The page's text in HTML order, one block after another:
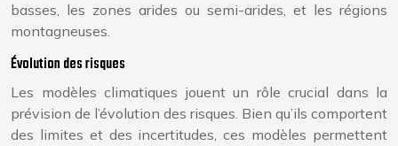
basses, les zones arides ou semi-arides, et les régions
montagneuses.
Évolution des risques
Les modèles climatiques jouent un rôle crucial dans la
prévision de l’évolution des risques. Bien qu’ils comportent
des limites et des incertitudes, ces modèles permettent